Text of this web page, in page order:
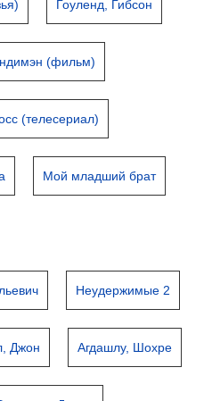
Гоуленд, Гибсон
(фильм)
(телесериал)
Мой младший брат
Неудержимые 2
Джон Агдашлу, Шохре